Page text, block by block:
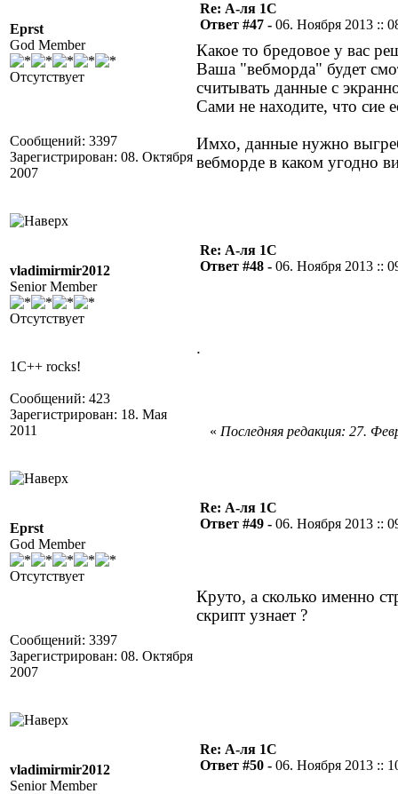
Eprst
God Member
Отсутствует
Сообщений: 3397
Зарегистрирован: 08. Октября
2007
Re: А-ля 1С
Ответ #47 - 06. Ноября 2013 ::
Какое то бредовое у вас
Ваша "вебморда" будет
считывать данные с
Сами не находите, что сие
Имхо, данные нужно
вебморде в каком угодно
vladimirmir2012
Senior Member
Отсутствует
1C++ rocks!
Сообщений: 423
Зарегистрирован: 18. Мая
2011
Re: А-ля 1С
Ответ #48 - 06. Ноября 2013 ::
.
« Последняя редакция: 27.
Eprst
God Member
Отсутствует
Сообщений: 3397
Зарегистрирован: 08. Октября
2007
Re: А-ля 1С
Ответ #49 - 06. Ноября 2013 ::
Круто, а сколько именно
скрипт узнает ?
vladimirmir2012
Senior Member
Re: А-ля 1С
Ответ #50 - 06. Ноября 2013 ::